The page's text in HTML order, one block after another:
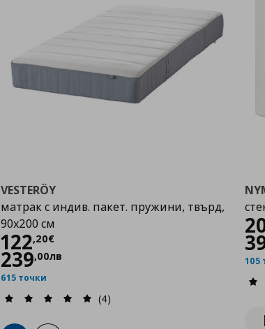
VESTERÖY
матрак с индив. пакет. пружини, твърд,
90x200 см
122,20€
Цена
239,00лв
615 точки
(4)
105